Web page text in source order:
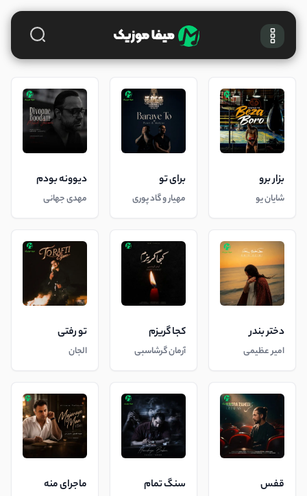
بزار برو
شایان یو
برای تو
مهیار و گاد پوری
دیوونه بودم
مهدی جهانی
دختر بندر
امیر عظیمی
کجا گریزم
آرمان گرشاسبی
تو رفتی
الجان
قفس سنگ تمام ماجرای منه